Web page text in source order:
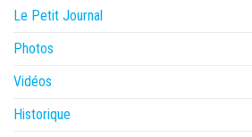
Le Petit Journal
Photos
Vidéos
Historique